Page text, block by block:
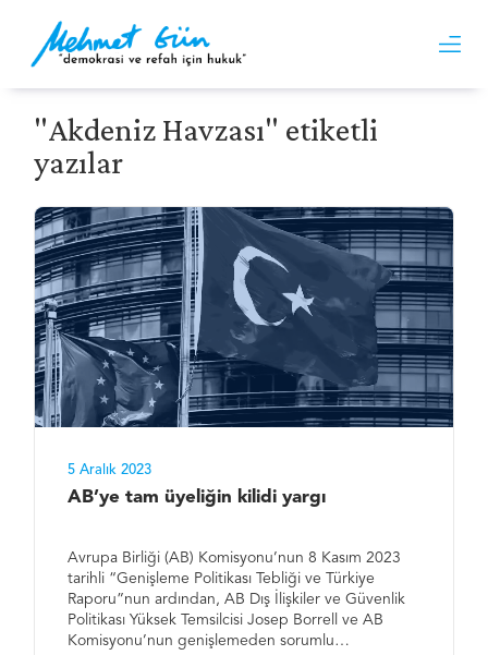
"Akdeniz Havzası" etiketli
yazılar
5 Aralık 2023
AB’ye tam üyeliğin kilidi yargı
Avrupa Birliği (AB) Komisyonu’nun 8 Kasım 2023
tarihli “Genişleme Politikası Tebliği ve Türkiye
Raporu”nun ardından, AB Dış İlişkiler ve Güvenlik
Politikası Yüksek Temsilcisi Josep Borrell ve AB
Komisyonu’nun genişlemeden sorumlu…